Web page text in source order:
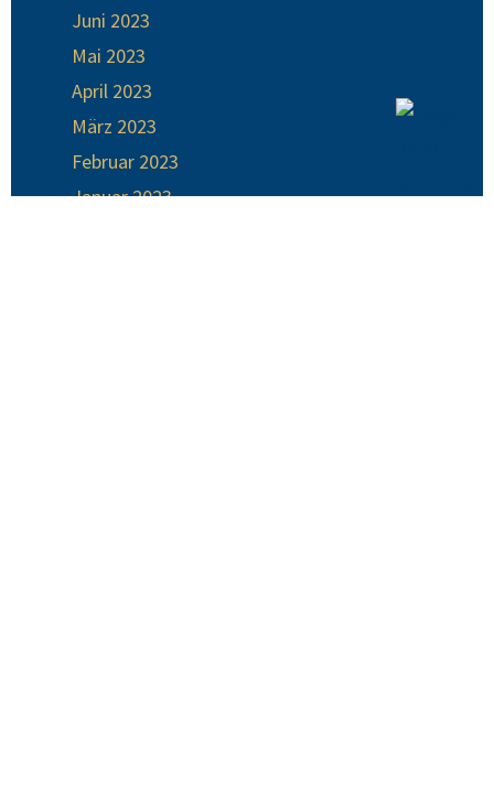
Juni 2023
Mai 2023
April 2023
März 2023
Februar 2023
Januar 2023